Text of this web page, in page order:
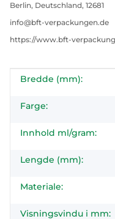
Berlin, Deutschland, 12681
info@bft-verpackungen.de
https://www.bft-
Bredde (mm):
Farge:
Innhold ml/gram:
Lengde (mm):
Materiale:
Visningsvindu i mm: